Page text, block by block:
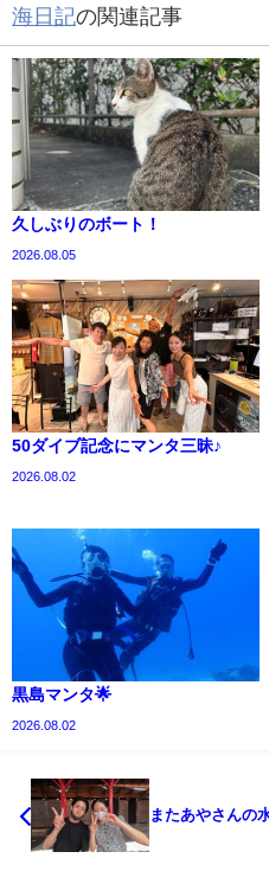
海日記の関連記事
久しぶりのボート！
2026.08.05
50ダイブ記念にマンタ三昧♪
2026.08.02
黒島マンタ🌟
2026.08.02
またあやさんの